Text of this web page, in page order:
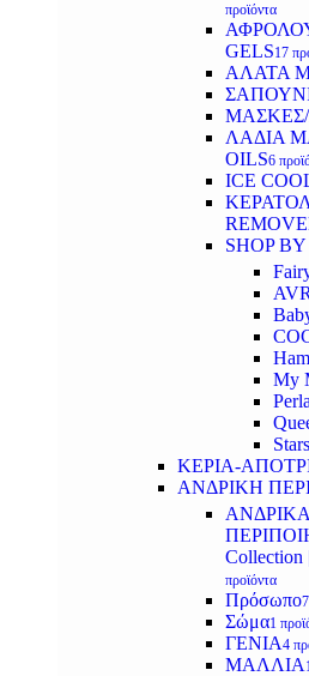
προϊόντα
GELS17
ΑΛΑΤΑ
ΜΑΣΚΕΣ/
ΛΑΔΙΑ
OILS6
ICE
SHOP
My
Perla
Stars
ΚΕΡΙΑ-
ΑΝΔΡΙΚΗ
Collection
προϊόντα
Πρόσωπο
Σώμα1
ΓΕΝΙΑ4
ΜΑΛΛΙΑ